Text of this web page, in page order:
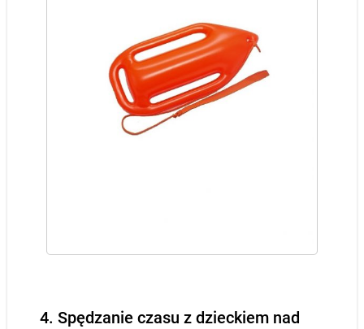
4. Spędzanie czasu z dzieckiem nad